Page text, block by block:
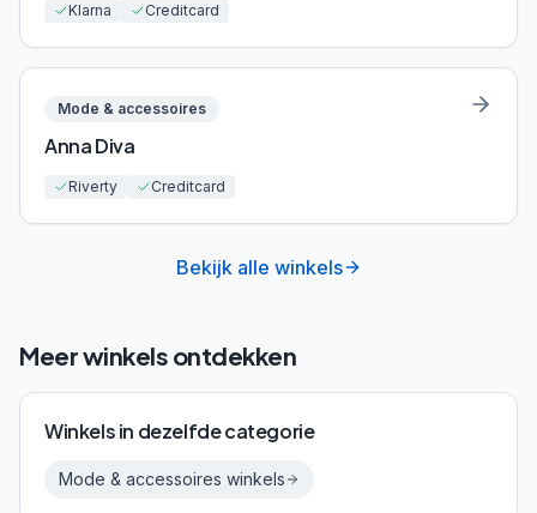
Klarna Creditcard
Mode & accessoires
Anna Diva
Riverty Creditcard
Bekijk alle winkels
Meer winkels ontdekken
Winkels in dezelfde categorie
Mode & accessoires winkels